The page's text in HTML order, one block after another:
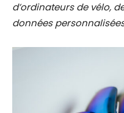
d’ordinateurs de vélo,
données